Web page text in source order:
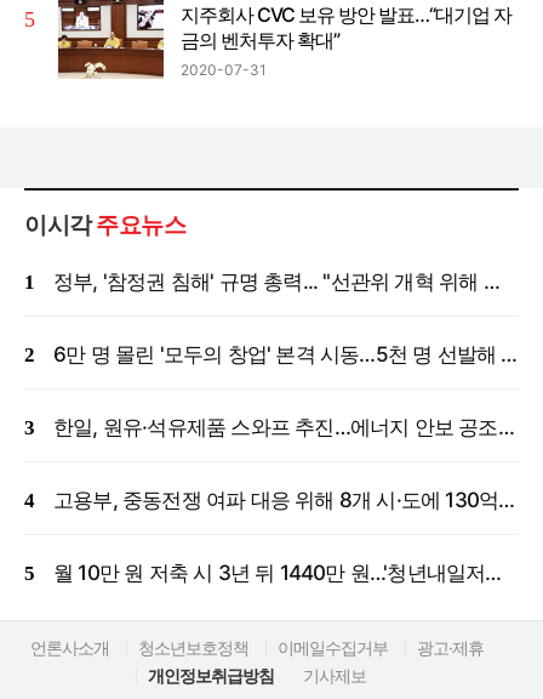
지주회사 CVC 보유 방안 발표…“대기업 자
금의 벤처투자 확대”
2020-07-31
이시각주요뉴스
정부, '참정권 침해' 규명 총력... "선관위 개혁 위해 국정조사 등 모든 조치"
6만 명 몰린 '모두의 창업' 본격 시동…5천 명 선발해 밀착 지원
한일, 원유·석유제품 스와프 추진…에너지 안보 공조 강화
고용부, 중동전쟁 여파 대응 위해 8개 시·도에 130억 원 긴급 투입
월 10만 원 저축 시 3년 뒤 1440만 원…'청년내일저축계좌' 신규 모집
언론사소개 청소년보호정책 이메일수집거부
광고·제휴
개인정보취급방침
기사제보